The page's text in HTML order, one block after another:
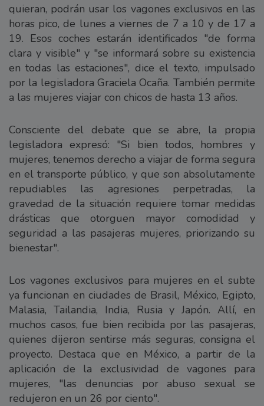
quieran, podrán usar los vagones exclusivos en las
horas pico, de lunes a viernes de 7 a 10 y de 17 a
19. Esos coches estarán identificados "de forma
clara y visible" y "se informará sobre su existencia
en todas las estaciones", dice el texto, impulsado
por la legisladora Graciela Ocaña. También permite
a las mujeres viajar con chicos de hasta 13 años.
Consciente del debate que se abre, la propia
legisladora expresó: "Si bien todos, hombres y
mujeres, tenemos derecho a viajar de forma segura
en el transporte público, y que son absolutamente
repudiables las agresiones perpetradas, la
gravedad de la situación requiere tomar medidas
drásticas que otorguen mayor comodidad y
seguridad a las pasajeras mujeres, priorizando su
bienestar".
Los vagones exclusivos para mujeres en el subte
ya funcionan en ciudades de Brasil, México, Egipto,
Malasia, Tailandia, India, Rusia y Japón. Allí, en
muchos casos, fue bien recibida por las pasajeras,
quienes dijeron sentirse más seguras, consigna el
proyecto. Destaca que en México, a partir de la
aplicación de la exclusividad de vagones para
mujeres, "las denuncias por abuso sexual se
redujeron en un 26 por ciento".